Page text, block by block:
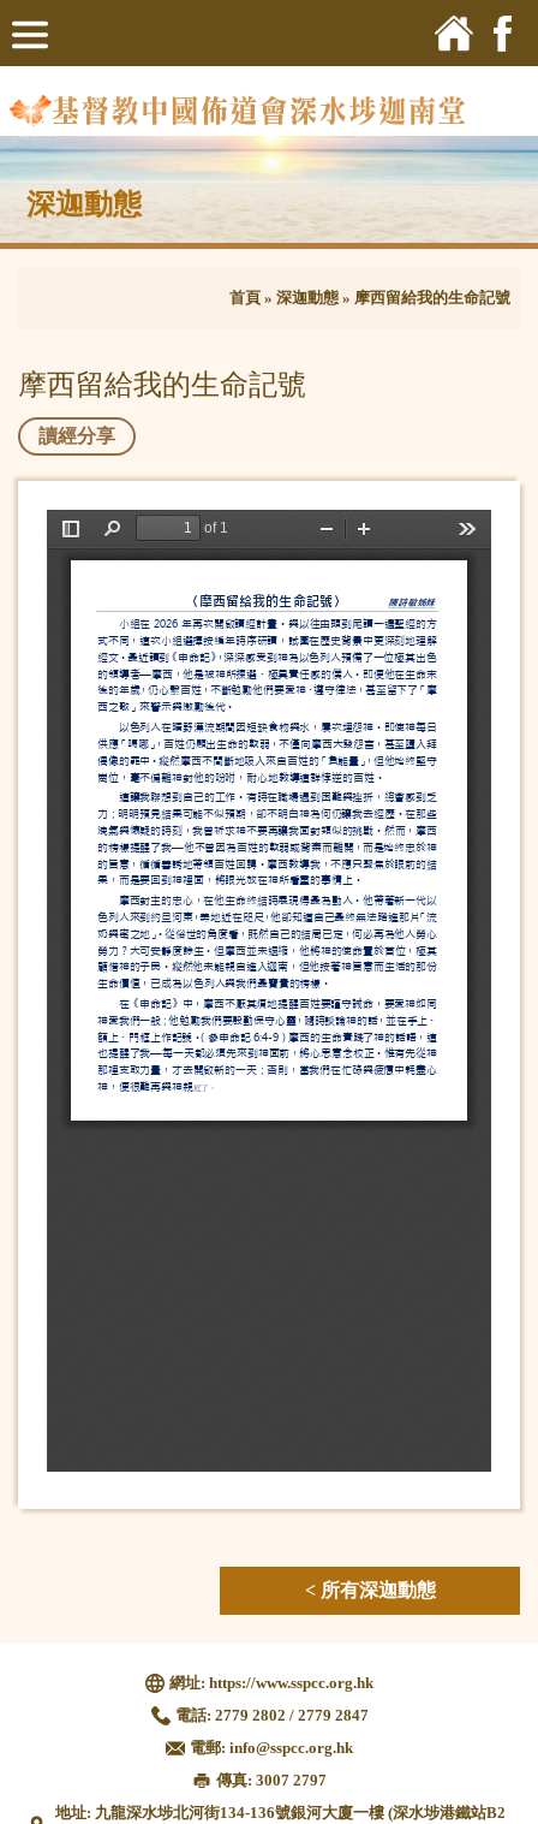
深迦動態
首頁 » 深迦動態 » 摩西留給我的生命記號
摩西留給我的生命記號
讀經分享
< 所有深迦動態
網址: https://www.sspcc.org.hk
電話: 2779 2802 / 2779 2847
電郵: info@sspcc.org.hk
傳真: 3007 2797
地址: 九龍深水埗北河街134-136號銀河大廈一樓 (深水埗港鐵站B2